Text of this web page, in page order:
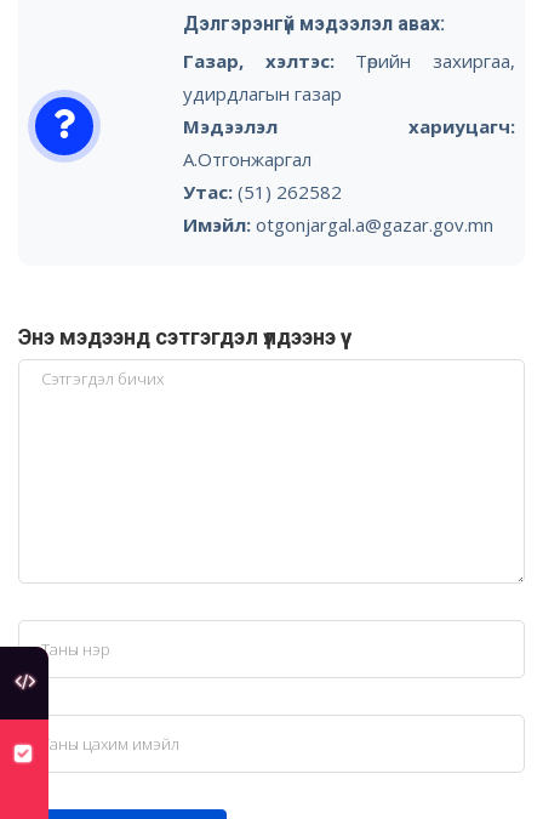
Дэлгэрэнгүй мэдээлэл авах:
Газар, хэлтэс: Төрийн захиргаа,
удирдлагын газар
Мэдээлэл хариуцагч:
А.Отгонжаргал
Утас: (51) 262582
Имэйл: otgonjargal.a@gazar.gov.mn
Энэ мэдээнд сэтгэгдэл үлдээнэ үү
туслах холбоос
хуулийн төсөлд санал авч байна